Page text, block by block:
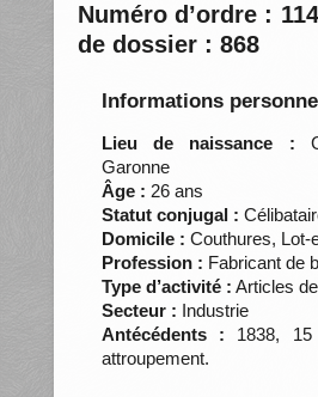
Numéro d’ordre :
de dossier : 868
Informations
Lieu de naissance :
Garonne
Âge : 26 ans
Statut conjugal :
Domicile : Couthures, Lot-
Profession : Fabricant de
Type d’activité : Articles
Secteur : Industrie
Antécédents : 1838,
attroupement.